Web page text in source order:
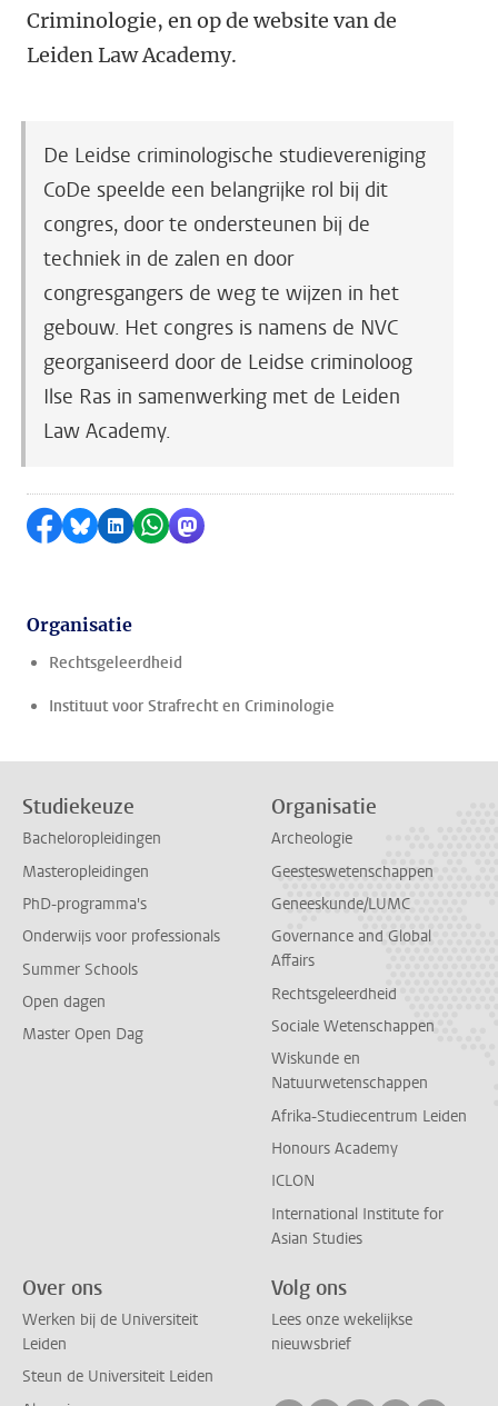
Criminologie, en op de website van de
Leiden Law Academy.
De Leidse criminologische studievereniging
CoDe speelde een belangrijke rol bij dit
congres, door te ondersteunen bij de
techniek in de zalen en door
congresgangers de weg te wijzen in het
gebouw. Het congres is namens de NVC
georganiseerd door de Leidse criminoloog
Ilse Ras in samenwerking met de Leiden
Law Academy.
Delen op Facebook
Delen via Bluesky
Delen op LinkedIn
Delen via WhatsApp
Delen via Mastodon
Organisatie
Rechtsgeleerdheid
Instituut voor Strafrecht en Criminologie
Studiekeuze
Bacheloropleidingen
Masteropleidingen
PhD-programma's
Onderwijs voor professionals
Summer Schools
Open dagen
Master Open Dag
Organisatie
Archeologie
Geesteswetenschappen
Geneeskunde/LUMC
Governance and Global
Affairs
Rechtsgeleerdheid
Sociale Wetenschappen
Wiskunde en
Natuurwetenschappen
Afrika-Studiecentrum Leiden
Honours Academy
ICLON
International Institute for
Asian Studies
Over ons
Werken bij de Universiteit
Leiden
Steun de Universiteit Leiden
Volg ons
Lees onze wekelijkse
nieuwsbrief